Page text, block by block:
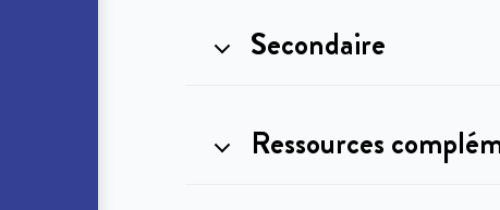
Secondaire
Ressources